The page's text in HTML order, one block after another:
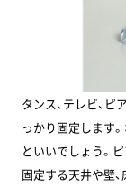
タンス、テレビ、
っかり固定します
といいでしょう。
固定する天井や壁